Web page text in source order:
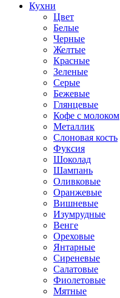
Кухни
Цвет
Белые
Черные
Желтые
Красные
Зеленые
Серые
Бежевые
Глянцевые
Кофе с молоком
Металлик
Слоновая кость
Фуксия
Шоколад
Шампань
Оливковые
Оранжевые
Вишневые
Изумрудные
Венге
Ореховые
Янтарные
Сиреневые
Салатовые
Фиолетовые
Мятные